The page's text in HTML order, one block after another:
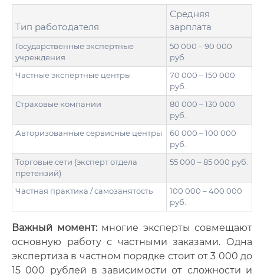
Тип работодателя
Средняя
зарплата
Государственные экспертные
учреждения
50 000 – 90 000
руб.
Частные экспертные центры
70 000 – 150 000
руб.
Страховые компании
80 000 – 130 000
руб.
Авторизованные сервисные центры
60 000 – 100 000
руб.
Торговые сети (эксперт отдела
претензий)
55 000 – 85 000 руб.
Частная практика / самозанятость
100 000 – 400 000
руб.
Важный момент:многие эксперты совмещают
основную работу с частными заказами. Одна
экспертиза в частном порядке стоит от 3 000 до
15 000 рублей в зависимости от сложности и